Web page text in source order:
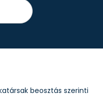
beosztás szerinti